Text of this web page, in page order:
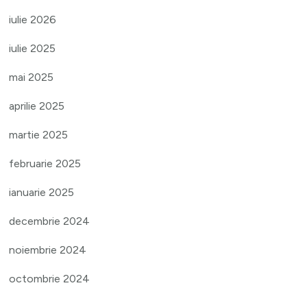
iulie 2026
iulie 2025
mai 2025
aprilie 2025
martie 2025
februarie 2025
ianuarie 2025
decembrie 2024
noiembrie 2024
octombrie 2024